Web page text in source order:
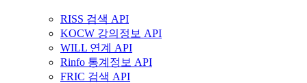
RISS 검색 API
KOCW 강의정보 API
WILL 연계 API
Rinfo 통계정보 API
FRIC 검색 API